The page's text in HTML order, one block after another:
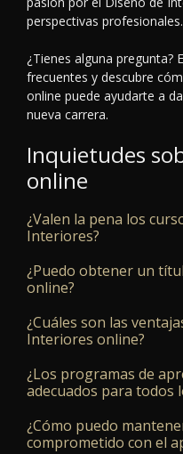
perspectivas profesionales.
¿Tienes alguna pregunta?
frecuentes y descubre
online puede ayudarte a
nueva carrera.
Inquietudes
online
¿Valen la pena los
Interiores?
¿Puedo obtener un
online?
¿Cuáles son las
Interiores online?
¿Los programas de
adecuados para todos
¿Cómo puedo
comprometido con el